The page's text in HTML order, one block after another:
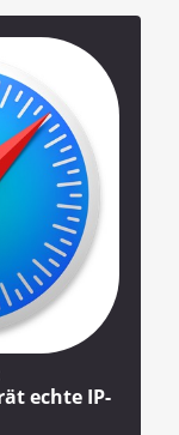
echte IP-